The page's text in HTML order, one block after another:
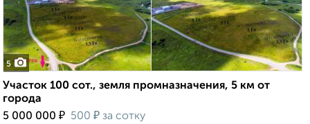
5
Участок 100 сот., земля промназначения, 5 км от
города
5 000 000 ₽ 500 ₽ за сотку